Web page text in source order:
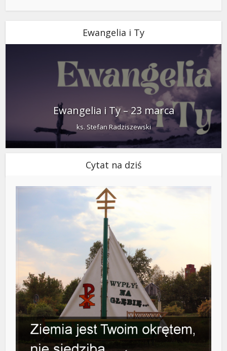
Ewangelia i Ty
Ewangelia i Ty – 23 marca
ks. Stefan Radziszewski
Cytat na dziś